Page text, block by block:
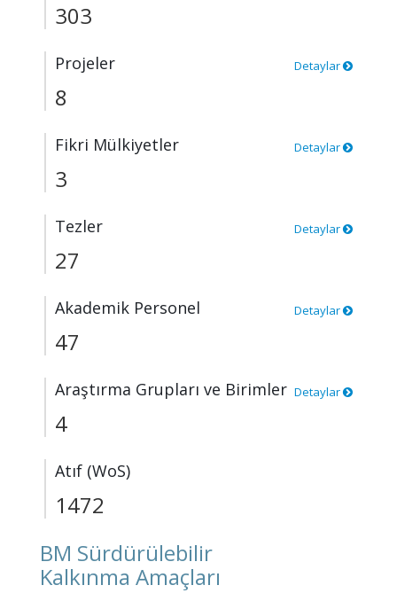
303
Projeler Detaylar
8
Fikri Mülkiyetler Detaylar
3
Tezler Detaylar
27
Akademik Personel Detaylar
47
Araştırma Grupları ve Birimler Detaylar
4
Atıf (WoS)
1472
BM Sürdürülebilir
Kalkınma Amaçları